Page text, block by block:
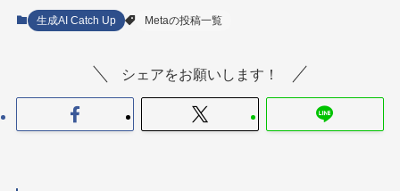
生成AI Catch Up Metaの投稿一覧
シェアをお願いします！